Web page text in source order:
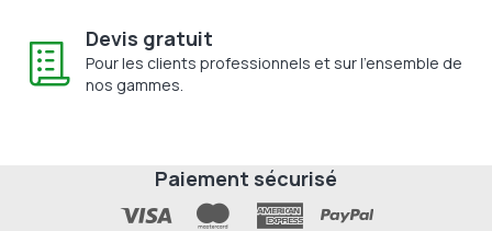
Devis gratuit
Pour les clients professionnels et sur l'ensemble de
nos gammes.
Paiement sécurisé